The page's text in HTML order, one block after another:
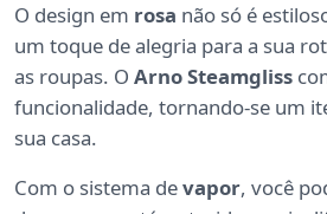
O design em rosa não só é
um toque de alegria para a sua
as roupas. O Arno Steamgliss
funcionalidade, tornando-se um
sua casa.
Com o sistema devapor, você